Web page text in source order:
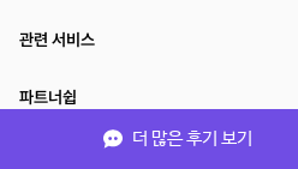
더 많은 후기 보기
관련 서비스
파트너쉽
서비스 제공 국가